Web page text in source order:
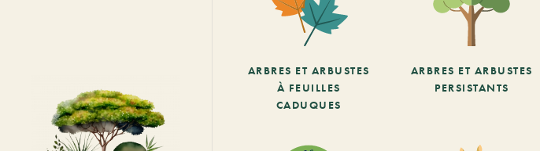
ARBRES ET ARBUSTES
À FEUILLES
CADUQUES
ARBRES ET ARBUSTES
PERSISTANTS